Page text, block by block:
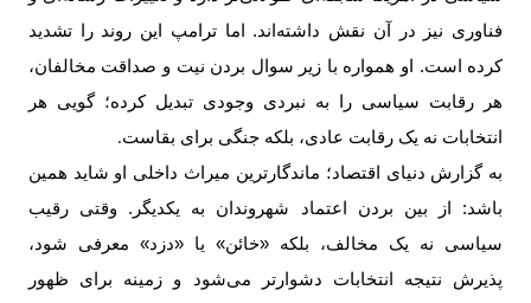
فناوری نیز در آن نقش داشته‌اند. اما ترامپ این روند را تشدید
کرده است. او همواره با زیر سوال بردن نیت و صداقت مخالفان،
هر رقابت سیاسی را به نبردی وجودی تبدیل کرده؛ گویی هر
انتخابات نه یک رقابت عادی، بلکه جنگی برای بقاست.
به گزارش دنیای اقتصاد؛ ماندگارترین میراث داخلی او شاید همین
باشد: از بین بردن اعتماد شهروندان به یکدیگر. وقتی رقیب
سیاسی نه یک مخالف، بلکه «خائن» یا «دزد» معرفی شود،
پذیرش نتیجه انتخابات دشوارتر می‌شود و زمینه برای ظهور